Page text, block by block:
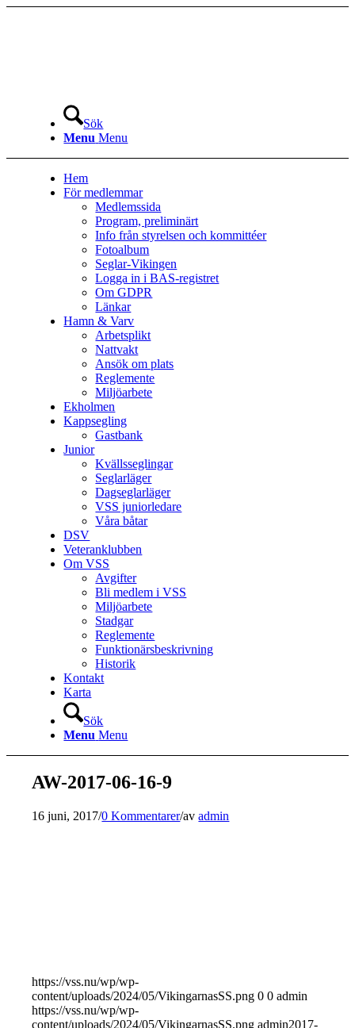
Sök
Menu Menu
Hem
För medlemmar
Medlemssida
Program, preliminärt
Info från styrelsen och kommittéer
Fotoalbum
Seglar-Vikingen
Logga in i BAS-registret
Om GDPR
Länkar
Hamn & Varv
Arbetsplikt
Nattvakt
Ansök om plats
Reglemente
Miljöarbete
Ekholmen
Kappsegling
Gastbank
Junior
Kvällsseglingar
Seglarläger
Dagseglarläger
VSS juniorledare
Våra båtar
DSV
Veteranklubben
Om VSS
Avgifter
Bli medlem i VSS
Miljöarbete
Stadgar
Reglemente
Funktionärsbeskrivning
Historik
Kontakt
Karta
Sök
Menu Menu
AW-2017-06-16-9
16 juni, 2017/0 Kommentarer/avadmin
https://vss.nu/wp/wp-
content/uploads/2024/05/VikingarnasSS.png 0 0 admin
https://vss.nu/wp/wp-
content/uploads/2024/05/VikingarnasSS.png admin2017-